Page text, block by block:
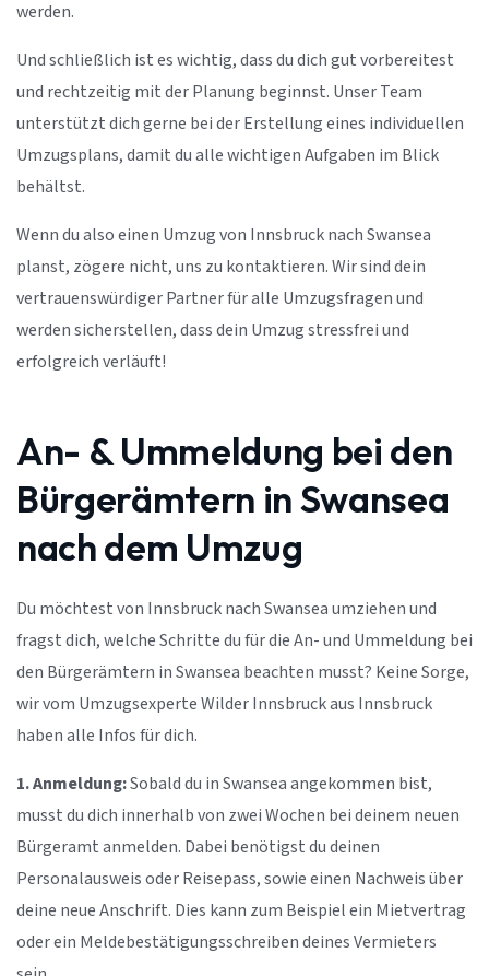
werden.
Und schließlich ist es wichtig, dass du dich gut vorbereitest
und rechtzeitig mit der Planung beginnst. Unser Team
unterstützt dich gerne bei der Erstellung eines individuellen
Umzugsplans, damit du alle wichtigen Aufgaben im Blick
behältst.
Wenn du also einen Umzug von Innsbruck nach Swansea
planst, zögere nicht, uns zu kontaktieren. Wir sind dein
vertrauenswürdiger Partner für alle Umzugsfragen und
werden sicherstellen, dass dein Umzug stressfrei und
erfolgreich verläuft!
An- & Ummeldung bei den
Bürgerämtern in Swansea
nach dem Umzug
Du möchtest von Innsbruck nach Swansea umziehen und
fragst dich, welche Schritte du für die An- und Ummeldung bei
den Bürgerämtern in Swansea beachten musst? Keine Sorge,
wir vom Umzugsexperte Wilder Innsbruck aus Innsbruck
haben alle Infos für dich.
1. Anmeldung:Sobald du in Swansea angekommen bist,
musst du dich innerhalb von zwei Wochen bei deinem neuen
Bürgeramt anmelden. Dabei benötigst du deinen
Personalausweis oder Reisepass, sowie einen Nachweis über
deine neue Anschrift. Dies kann zum Beispiel ein Mietvertrag
oder ein Meldebestätigungsschreiben deines Vermieters